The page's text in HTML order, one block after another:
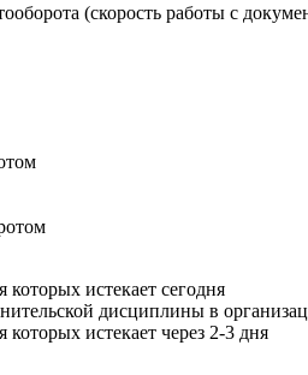
(скорость работы с
истекает сегодня
дисциплины в
истекает через 2-3 дня